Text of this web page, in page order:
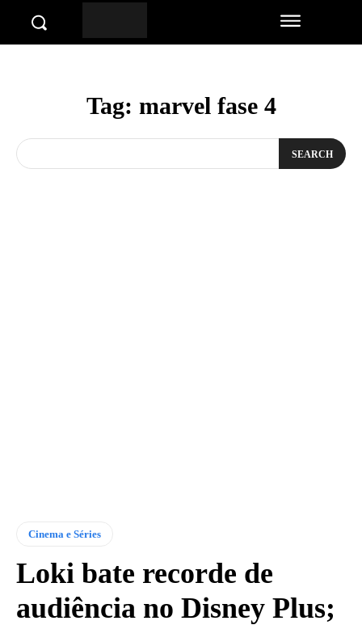
Tag: marvel fase 4
SEARCH
Cinema e Séries
Loki bate recorde de
audiência no Disney Plus;